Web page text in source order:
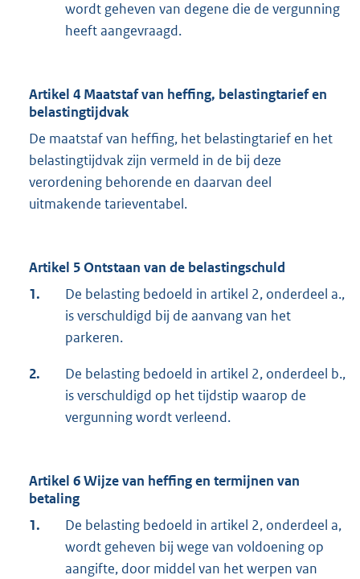
wordt geheven van degene die de vergunning
heeft aangevraagd.
Artikel 4 Maatstaf van heffing, belastingtarief en
belastingtijdvak
De maatstaf van heffing, het belastingtarief en het
belastingtijdvak zijn vermeld in de bij deze
verordening behorende en daarvan deel
uitmakende tarieventabel.
Artikel 5 Ontstaan van de belastingschuld
1.
De belasting bedoeld in artikel 2, onderdeel a.,
is verschuldigd bij de aanvang van het
parkeren.
2.
De belasting bedoeld in artikel 2, onderdeel b.,
is verschuldigd op het tijdstip waarop de
vergunning wordt verleend.
Artikel 6 Wijze van heffing en termijnen van
betaling
1.
De belasting bedoeld in artikel 2, onderdeel a,
wordt geheven bij wege van voldoening op
aangifte, door middel van het werpen van